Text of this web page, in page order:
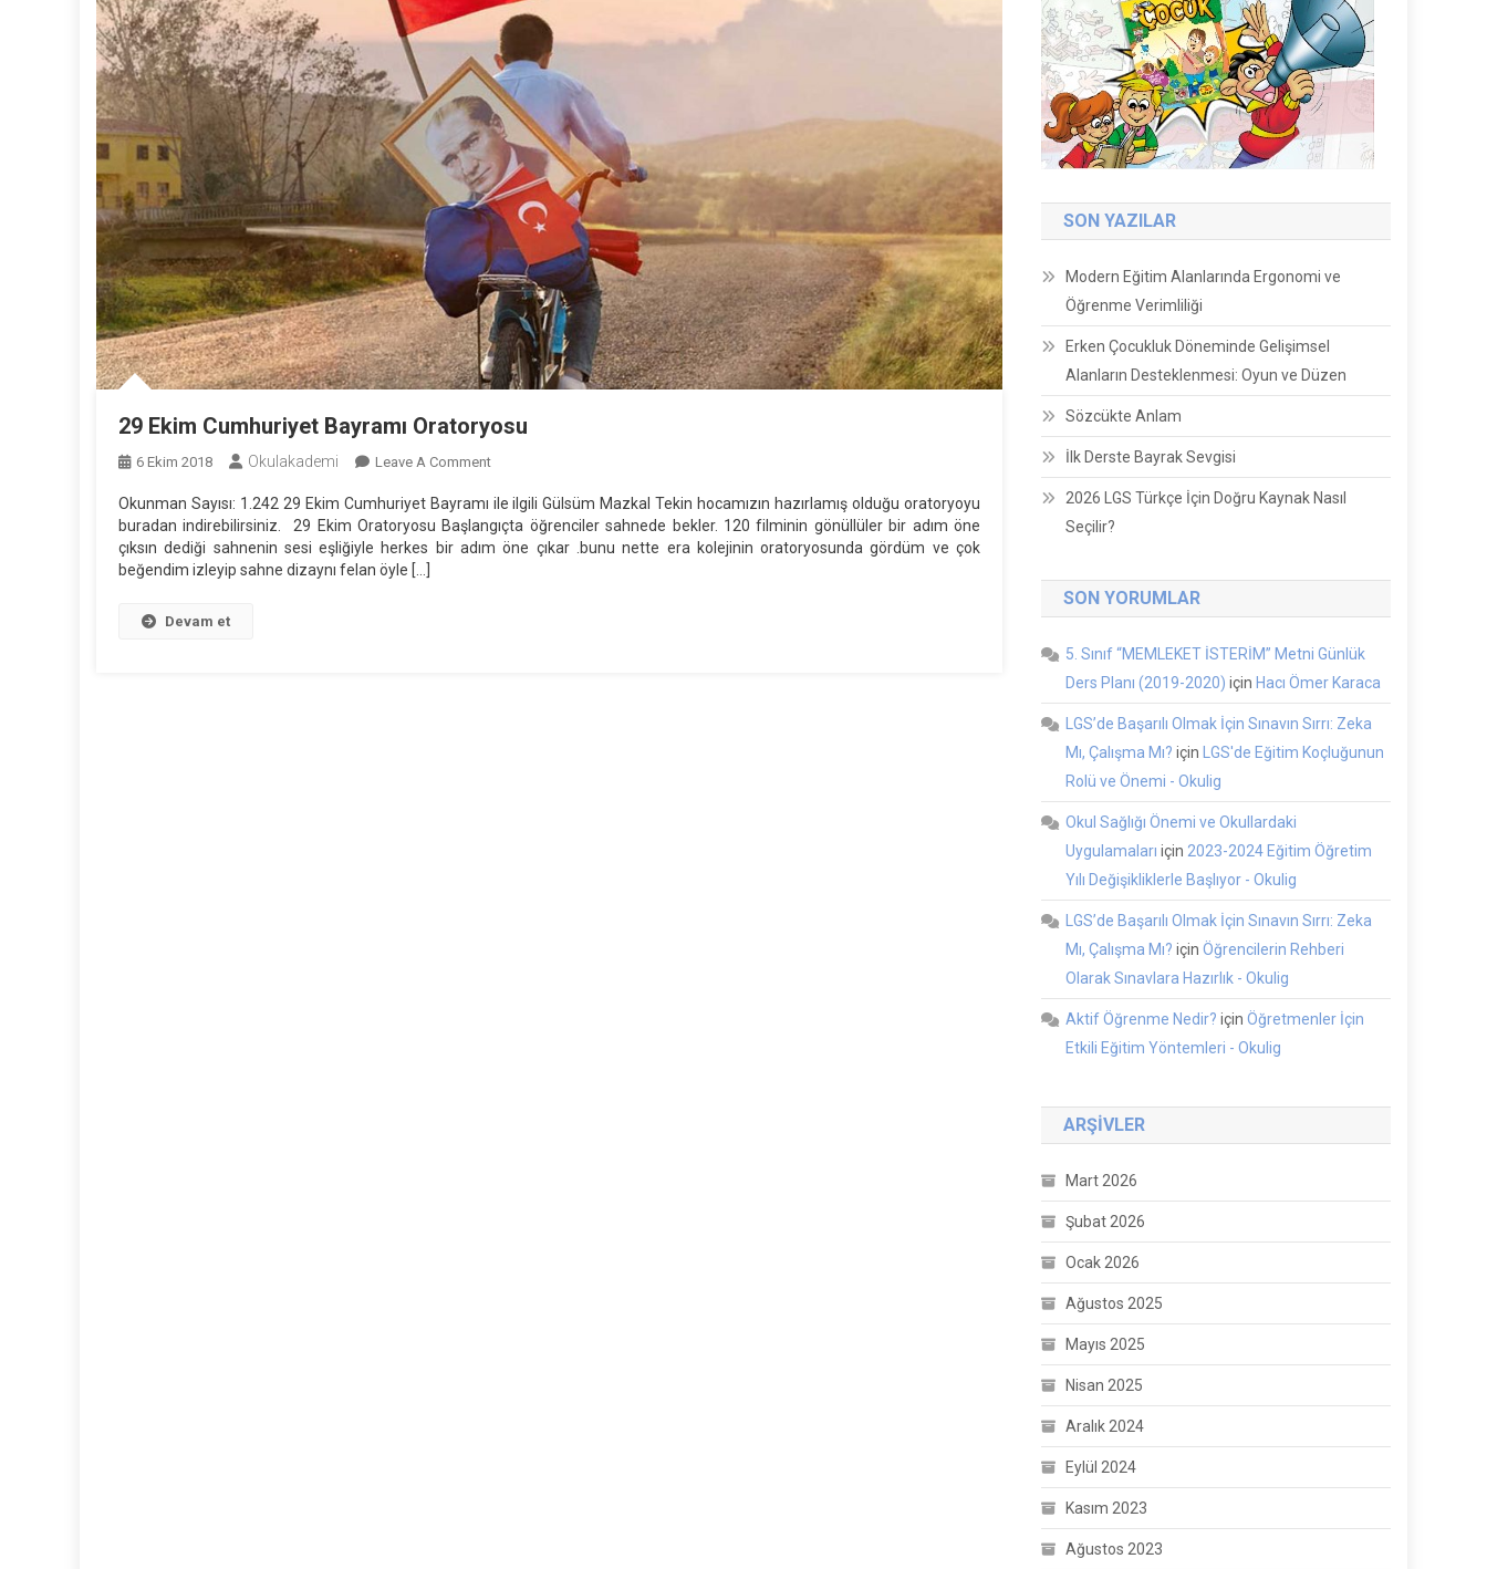
29 Ekim Cumhuriyet Bayramı Oratoryosu
6 Ekim 2018 Okulakademi Leave A CommentOn
Ekim
Cumhuriyet
Okunman Sayısı: 1.242 29 Ekim Cumhuriyet Bayramı ile ilgili Gülsüm Mazkal Tekin hocamızın hazırlamış olduğu oratoryoyu
buradan indirebilirsiniz. 29 Ekim Oratoryosu Başlangıçta öğrenciler sahnede bekler. 120 filminin gönüllüler bir adım öne
çıksın dediği sahnenin sesi eşliğiyle herkes bir adım öne çıkar .bunu nette era kolejinin oratoryosunda gördüm ve çok
beğendim izleyip sahne dizaynı felan öyle […]
Devam et
SON YAZILAR
Modern Eğitim Alanlarında Ergonomi ve
Öğrenme Verimliliği
Erken Çocukluk Döneminde Gelişimsel
Alanların Desteklenmesi: Oyun ve Düzen
Sözcükte Anlam
İlk Derste Bayrak Sevgisi
2026 LGS Türkçe İçin Doğru Kaynak Nasıl
Seçilir?
SON YORUMLAR
5. Sınıf “MEMLEKET İSTERİM” Metni Günlük
Ders Planı (2019-2020) için Hacı Ömer Karaca
LGS’de Başarılı Olmak İçin Sınavın Sırrı: Zeka
Mı, Çalışma Mı? için
LGS'de Eğitim Koçluğunun
Rolü ve Önemi - Okulig
Okul Sağlığı Önemi ve Okullardaki
Uygulamaları için 2023-2024 Eğitim Öğretim
Yılı Değişikliklerle Başlıyor - Okulig
LGS’de Başarılı Olmak İçin Sınavın Sırrı: Zeka
Mı, Çalışma Mı? içinÖğrencilerin Rehberi
Olarak Sınavlara Hazırlık - Okulig
Aktif Öğrenme Nedir? içinÖğretmenler İçin
Etkili Eğitim Yöntemleri - Okulig
ARŞIVLER
Mart 2026
Şubat 2026
Ocak 2026
Ağustos 2025
Mayıs 2025
Nisan 2025
Aralık 2024
Eylül 2024
Kasım 2023
Ağustos 2023